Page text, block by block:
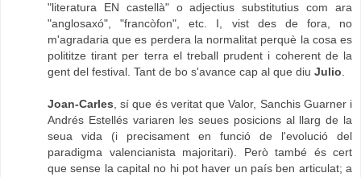
"literatura EN castellà" o adjectius substitutius com ara
"anglosaxó", "francòfon", etc. I, vist des de fora, no
m'agradaria que es perdera la normalitat perquè la cosa es
polititze tirant per terra el treball prudent i coherent de la
gent del festival. Tant de bo s'avance cap al que diu Julio.
Joan-Carles, sí que és veritat que Valor, Sanchis Guarner i
Andrés Estellés variaren les seues posicions al llarg de la
seua vida (i precisament en funció de l'evolució del
paradigma valencianista majoritari). Però també és cert
que sense la capital no hi pot haver un país ben articulat; a